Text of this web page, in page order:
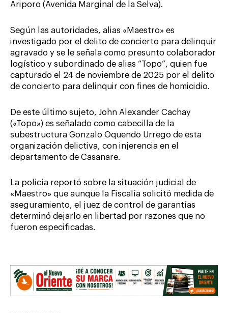
Ariporo (Avenida Marginal de la Selva).
Según las autoridades, alias «Maestro» es
investigado por el delito de concierto para delinquir
agravado y se le señala como presunto colaborador
logístico y subordinado de alias “Topo”, quien fue
capturado el 24 de noviembre de 2025 por el delito
de concierto para delinquir con fines de homicidio.
De este último sujeto, John Alexander Cachay
(«Topo») es señalado como cabecilla de la
subestructura Gonzalo Oquendo Urrego de esta
organización delictiva, con injerencia en el
departamento de Casanare.
La policía reportó sobre la situación judicial de
«Maestro» que aunque la Fiscalía solicitó medida de
aseguramiento, el juez de control de garantías
determinó dejarlo en libertad por razones que no
fueron especificadas.